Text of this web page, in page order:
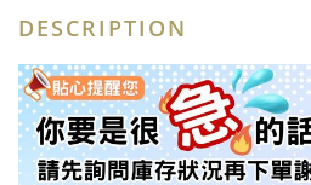
DESCRIPTION